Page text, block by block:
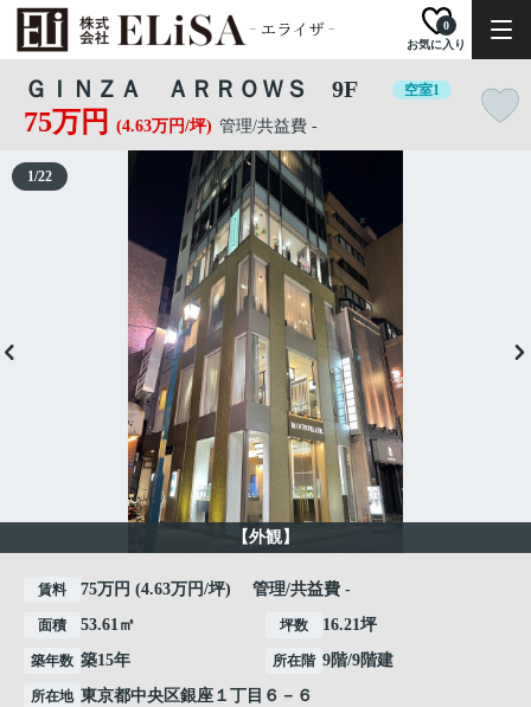
お気に入り
0
ＧＩＮＺＡ ＡＲＲＯＷＳ 9F 空室1
75万円 (4.63万円/坪) 管理/共益費 -
【外観】
1/22
賃料 75万円 (4.63万円/坪) 管理/共益費 -
面積 53.61㎡ 坪数 16.21坪
築年数 築15年 所在階 9階/9階建
所在地 東京都中央区銀座 １丁目６－６